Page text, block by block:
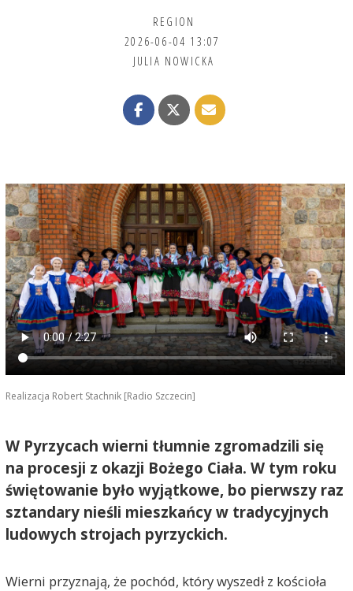
REGION
2026-06-04 13:07
JULIA NOWICKA
Realizacja Robert Stachnik [Radio Szczecin]
W Pyrzycach wierni tłumnie zgromadzili się
na procesji z okazji Bożego Ciała. W tym roku
świętowanie było wyjątkowe, bo pierwszy raz
sztandary nieśli mieszkańcy w tradycyjnych
ludowych strojach pyrzyckich.
Wierni przyznają, że pochód, który wyszedł z kościoła